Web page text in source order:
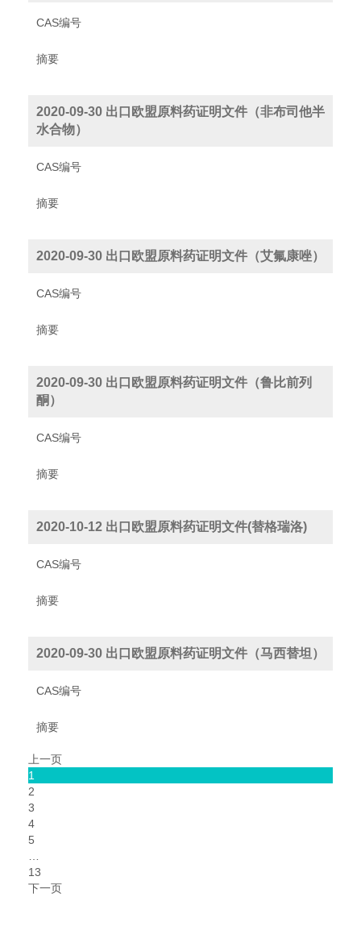
CAS编号
摘要
2020-09-30 出口欧盟原料药证明文件（非布司他半
水合物）
CAS编号
摘要
2020-09-30 出口欧盟原料药证明文件（艾氟康唑）
CAS编号
摘要
2020-09-30 出口欧盟原料药证明文件（鲁比前列
酮）
CAS编号
摘要
2020-10-12 出口欧盟原料药证明文件(替格瑞洛)
CAS编号
摘要
2020-09-30 出口欧盟原料药证明文件（马西替坦）
CAS编号
摘要
上一页
1
2
3
4
5
13
下一页